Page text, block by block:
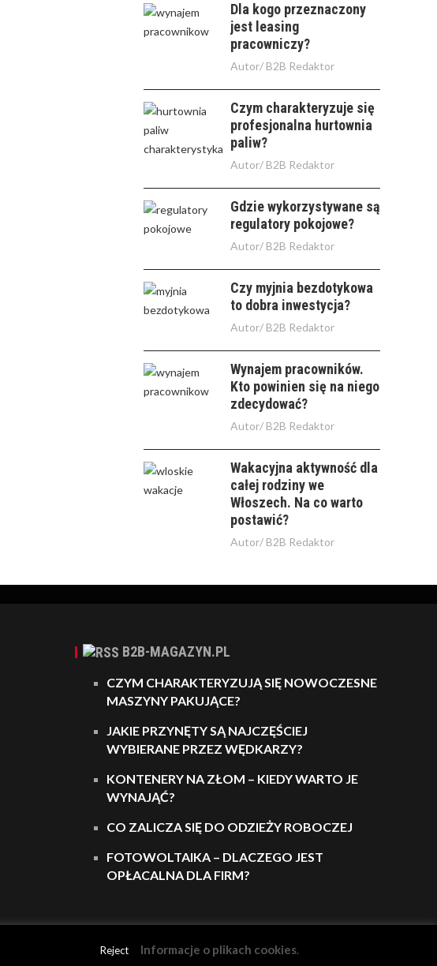
Dla kogo przeznaczony
jest leasing
pracowniczy?
Autor/ B2B Redaktor
Czym charakteryzuje się
profesjonalna hurtownia
paliw?
Autor/ B2B Redaktor
Gdzie wykorzystywane są
regulatory pokojowe?
Autor/ B2B Redaktor
Czy myjnia bezdotykowa
to dobra inwestycja?
Autor/ B2B Redaktor
Wynajem pracowników.
Kto powinien się na niego
zdecydować?
Autor/ B2B Redaktor
Wakacyjna aktywność dla
całej rodziny we
Włoszech. Na co warto
postawić?
Autor/ B2B Redaktor
B2B-MAGAZYN.PL
CZYM CHARAKTERYZUJĄ SIĘ NOWOCZESNE
MASZYNY PAKUJĄCE?
JAKIE PRZYNĘTY SĄ NAJCZĘŚCIEJ
WYBIERANE PRZEZ WĘDKARZY?
KONTENERY NA ZŁOM – KIEDY WARTO JE
WYNAJĄĆ?
CO ZALICZA SIĘ DO ODZIEŻY ROBOCZEJ
FOTOWOLTAIKA – DLACZEGO JEST
OPŁACALNA DLA FIRM?
Reject Informacje o plikach cookies.